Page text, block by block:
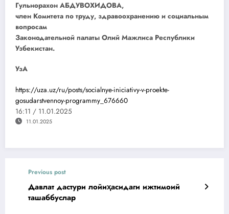
Гульнорахон АБДУВОХИДОВА,
член Комитета по труду, здравоохранению и социальным
вопросам
Законодательной палаты Олий Мажлиса Республики
Узбекистан.
УзА
https://uza.uz/ru/posts/socialnye-iniciativy-v-proekte-
gosudarstvennoy-programmy_676660
16:11 / 11.01.2025
11.01.2025
Previous post
Давлат дастури лойиҳасидаги ижтимоий
ташаббуслар